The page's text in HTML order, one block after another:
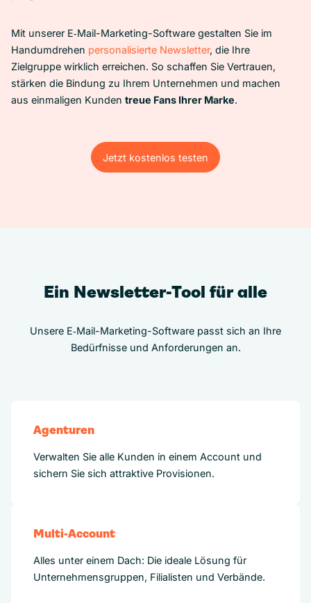
Mit unserer E‑Mail-Marketing-Software gestalten Sie im
Handumdrehen personalisierte Newsletter, die Ihre
Zielgruppe wirklich erreichen. So schaffen Sie Vertrauen,
stärken die Bindung zu Ihrem Unternehmen und machen
aus einmaligen Kunden treue Fans Ihrer Marke.
Jetzt kostenlos testen
Jetzt kostenlos testen
Ein Newsletter-Tool für alle
Unsere E‑Mail-Marketing-Software passt sich an Ihre
Bedürfnisse und Anforderungen an.
Agenturen
Verwalten Sie alle Kunden in einem Account und
sichern Sie sich attraktive Provisionen.
Multi-Account
Alles unter einem Dach: Die ideale Lösung für
Unternehmensgruppen, Filialisten und Verbände.